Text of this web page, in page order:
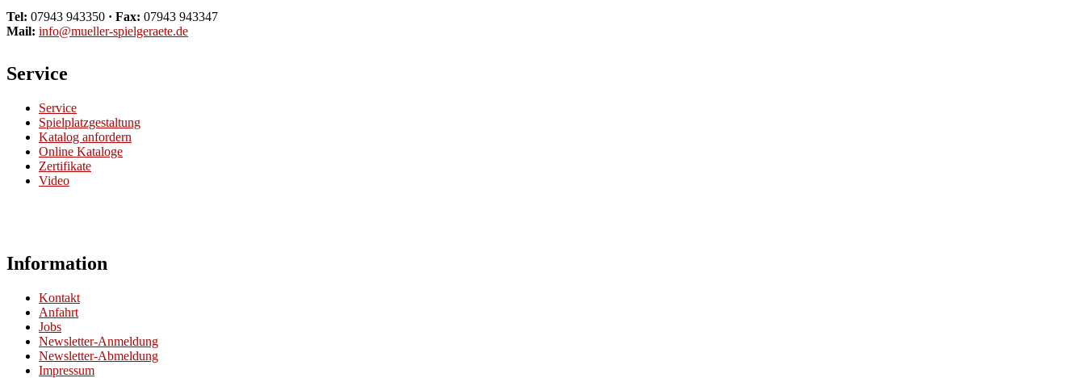
Tel: 07943 943350 · Fax: 07943 943347
Mail: info@mueller-spielgeraete.de
Service
Service
Spielplatzgestaltung
Katalog anfordern
Online Kataloge
Zertifikate
Video
Information
Kontakt
Anfahrt
Jobs
Newsletter-Anmeldung
Newsletter-Abmeldung
Impressum